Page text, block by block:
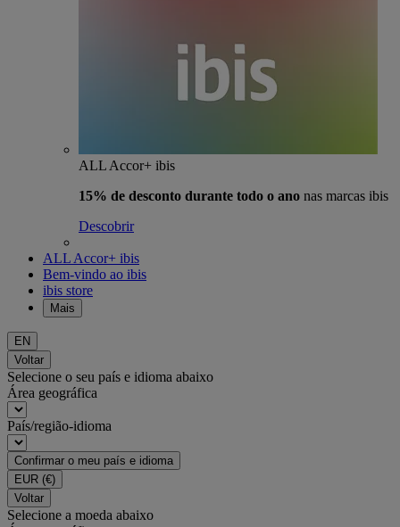
ALL Accor+ ibis
15% de desconto durante todo o ano nas marcas ibis
Descobrir
ALL Accor+ ibis
Bem-vindo ao ibis
ibis store
Mais
EN
Voltar
Selecione o seu país e idioma abaixo
Área geográfica
País/região-idioma
Confirmar o meu país e idioma
EUR (€)
Voltar
Selecione a moeda abaixo